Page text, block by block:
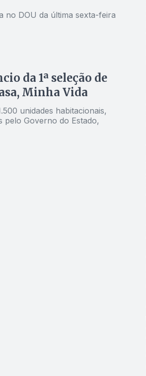
no DOU da última sexta-feira
da 1ª seleção de
Minha Vida
unidades habitacionais,
pelo Governo do Estado,